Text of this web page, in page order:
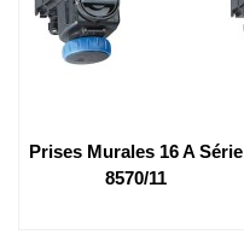
Prises Murales 16 A Série
8570/11